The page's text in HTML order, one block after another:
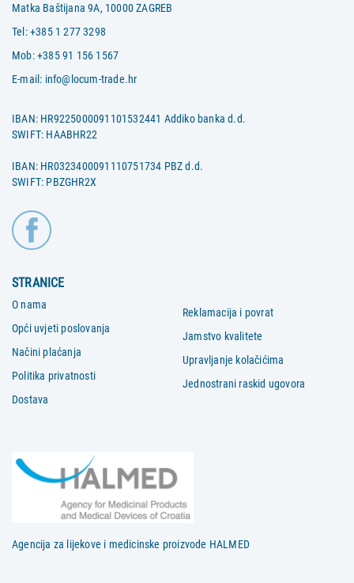
Matka Baštijana 9A, 10000 ZAGREB
Tel:+385 1 277 3298
Mob:+385 91 156 1567
E-mail: info@locum-trade.hr
IBAN: HR9225000091101532441 Addiko banka d.d.
SWIFT: HAABHR22
IBAN: HR0323400091110751734 PBZ d.d.
SWIFT: PBZGHR2X
STRANICE
O nama
Opći uvjeti poslovanja
Načini plaćanja
Politika privatnosti
Dostava
Reklamacija i povrat
Jamstvo kvalitete
Upravljanje kolačićima
Jednostrani raskid ugovora
Agencija za lijekove i medicinske proizvode HALMED